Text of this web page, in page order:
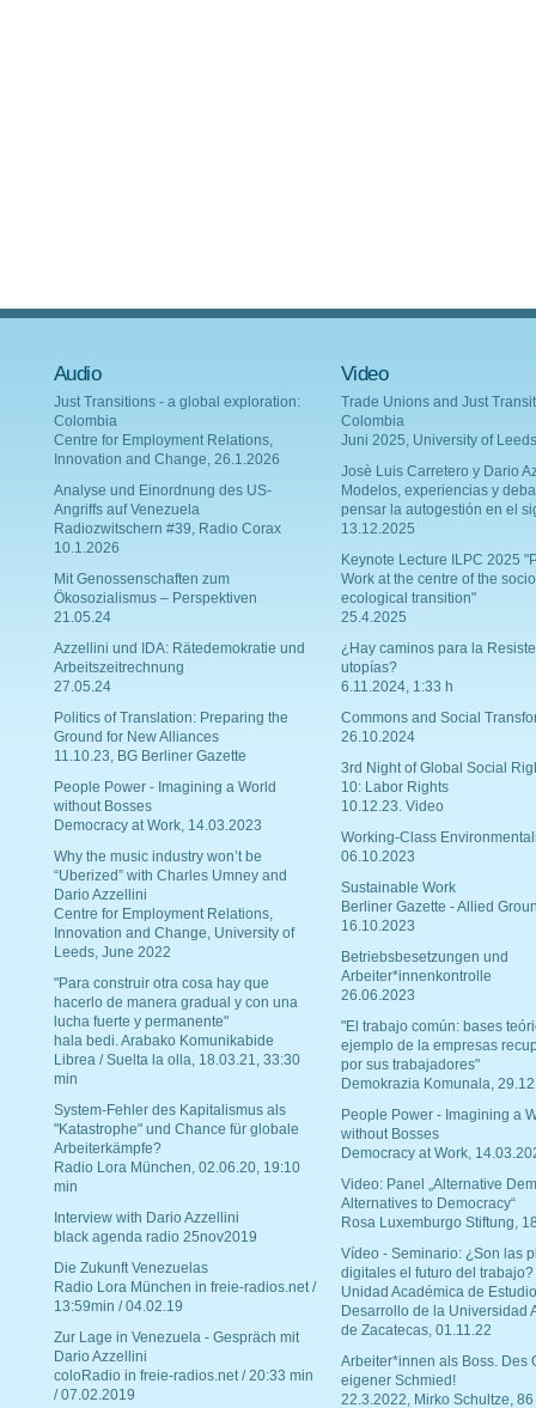
Audio
Just Transitions - a global exploration:
Colombia
Centre for Employment Relations,
Innovation and Change, 26.1.2026
Analyse und Einordnung des US-
Angriffs auf Venezuela
Radiozwitschern #39, Radio Corax
10.1.2026
Mit Genossenschaften zum
Ökosozialismus – Perspektiven
21.05.24
Azzellini und IDA: Rätedemokratie und
Arbeitszeitrechnung
27.05.24
Politics of Translation: Preparing the
Ground for New Alliances
11.10.23, BG Berliner Gazette
People Power - Imagining a World
without Bosses
Democracy at Work, 14.03.2023
Why the music industry won’t be
“Uberized” with Charles Umney and
Dario Azzellini
Centre for Employment Relations,
Innovation and Change, University of
Leeds, June 2022
"Para construir otra cosa hay que
hacerlo de manera gradual y con una
lucha fuerte y permanente"
hala bedi. Arabako Komunikabide
Librea / Suelta la olla, 18.03.21, 33:30
min
System-Fehler des Kapitalismus als
"Katastrophe" und Chance für globale
Arbeiterkämpfe?
Radio Lora München, 02.06.20, 19:10
min
Interview with Dario Azzellini
black agenda radio 25nov2019
Die Zukunft Venezuelas
Radio Lora München in freie-radios.net /
13:59min / 04.02.19
Zur Lage in Venezuela - Gespräch mit
Dario Azzellini
coloRadio in freie-radios.net / 20:33 min
/ 07.02.2019
Video
Trade Unions and Just
Colombia
Juni 2025, University of Leeds
Josè Luis Carretero y Dario
Modelos, experiencias y
pensar la autogestión en el
13.12.2025
Keynote Lecture ILPC 2025
Work at the centre of the
ecological transition"
25.4.2025
¿Hay caminos para la
utopías?
6.11.2024, 1:33 h
Commons and Social
26.10.2024
3rd Night of Global Social
10: Labor Rights
10.12.23. Video
Working-Class
06.10.2023
Sustainable Work
Berliner Gazette - Allied
16.10.2023
Betriebsbesetzungen und
Arbeiter*innenkontrolle
26.06.2023
"El trabajo común: bases
ejemplo de la empresas
por sus trabajadores"
Demokrazia Komunala,
People Power - Imagining a
without Bosses
Democracy at Work,
Video: Panel „Alternative
Alternatives to Democracy“
Rosa Luxemburgo Stiftung,
Vídeo - Seminario: ¿Son las
digitales el futuro del trabajo?
Unidad Académica de
Desarrollo de la Universidad
de Zacatecas, 01.11.22
Arbeiter*innen als Boss. Des
eigener Schmied!
22.3.2022, Mirko Schultze, 86